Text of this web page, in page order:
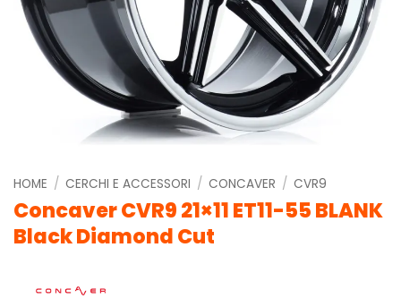
HOME / CERCHI E ACCESSORI / CONCAVER / CVR9
Concaver CVR9 21×11 ET11-55 BLANK
Black Diamond Cut